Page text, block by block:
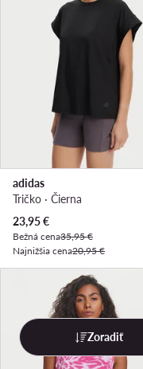
adidas
Tričko · Čierna
Aktuálna cena
23,95€
Bežná cena35,95 €
Najnižšia cena20,95 €
Zoradiť